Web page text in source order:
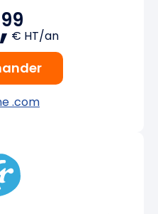
99
€ HT/an
.com